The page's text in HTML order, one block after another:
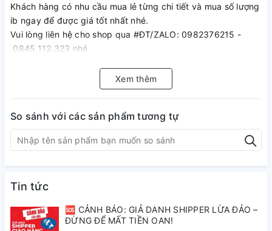
Khách hàng có nhu cầu mua lẻ từng chi tiết và mua số lượng
ib ngay để được giá tốt nhất nhé.
Vui lòng liên hệ cho shop qua #ĐT/ZALO: 0982376215 -
0845.112.323 nhé
đặt hàng để mua được sản phẩm ưng ý nhất. Tránh hủy đơn
gây thiệt hại cho shop và đơn vị vận chuyển ! Shop sẽ phản
#facebook:
https://www.facebook.com/Khophutungchinhhang
#Địa chỉ: số 88-tổ 8-TT Đông Anh-Hà Nội
Xem thêm
So sánh với các sản phẩm tương tự
Tin tức
🆘 CẢNH BÁO: GIẢ DANH SHIPPER LỪA ĐẢO –
ĐỪNG ĐỂ MẤT TIỀN OAN!